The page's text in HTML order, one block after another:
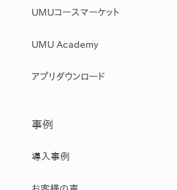
UMUコースマーケット
UMU Academy
アプリダウンロード
事例
導入事例